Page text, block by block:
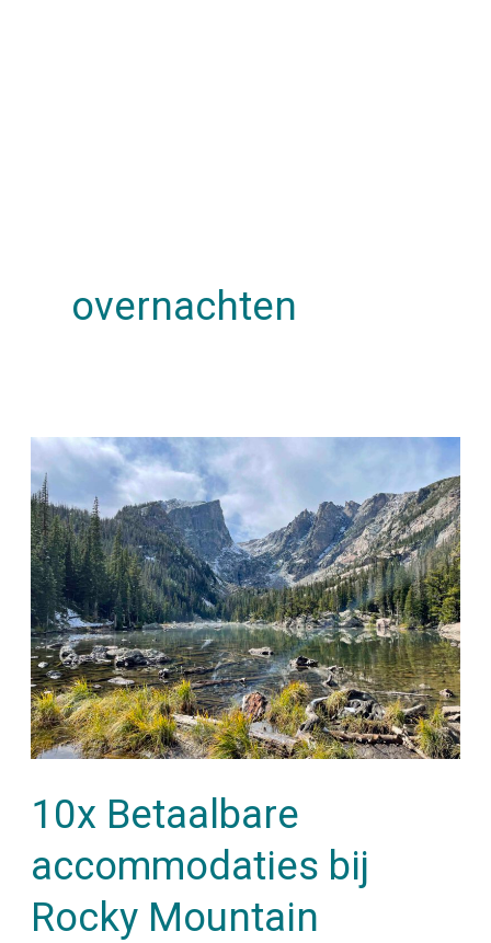
overnachten
10x Betaalbare
accommodaties bij
Rocky Mountain
10x
Betaalbare
accommodaties
bij
Rocky
Mountain
National
Park,
de
plekke
om
overnachten